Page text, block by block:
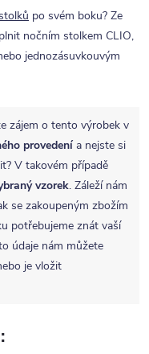
po svém boku? Ze
nočním stolkem CLIO,
jednozásuvkouvým
zájem o tento výrobek v
provedení a nejste si
V takovém případě
vzorek. Záleží nám
se zakoupeným zbožím
potřebujeme znát vaší
údaje nám můžete
je vložit